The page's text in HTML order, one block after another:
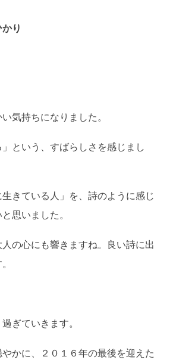
り
気持ちになりました。
」という、すばらしさを感じまし
きている人」を、詩のように感じ
思いました。
の心にも響きますね。良い詩に出
ぎていきます。
かに、２０１６年の最後を迎えた